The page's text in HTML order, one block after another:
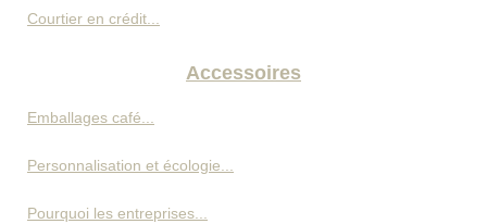
Courtier en crédit...
Accessoires
Emballages café...
Personnalisation et écologie...
Pourquoi les entreprises...